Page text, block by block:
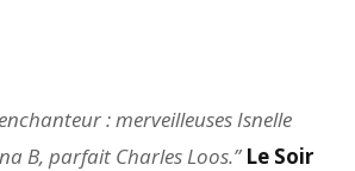
: merveilleuses Isnelle
B, parfait Charles Loos.” Le Soir